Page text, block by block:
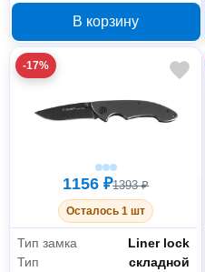
камуфляж 45х29х14 см
В корзину
-17%
1156 ₽1393 ₽
Осталось 1 шт
Тип замка
Liner lock
Тип
складной